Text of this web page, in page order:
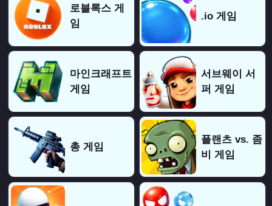
로블록스 게
임
.io 게임
마인크래프트
게임
서브웨이 서
퍼 게임
총 게임
플랜츠 vs. 좀
비 게임